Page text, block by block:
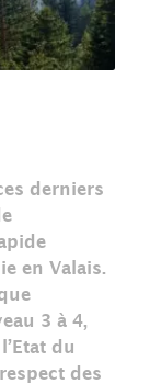
derniers
en Valais.
3 à 4,
du
des